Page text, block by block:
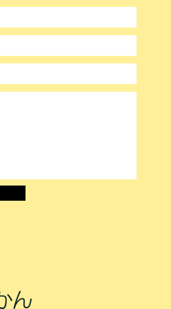
されました。
ん